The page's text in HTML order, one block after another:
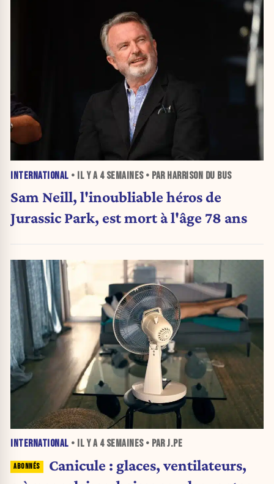
INTERNATIONAL • IL Y A 4 SEMAINES• PAR HARRISON DU BUS
Sam Neill, l'inoubliable héros de
Jurassic Park, est mort à l'âge 78 ans
INTERNATIONAL • IL Y A 4 SEMAINES• PAR J.PE
Canicule : glaces, ventilateurs,